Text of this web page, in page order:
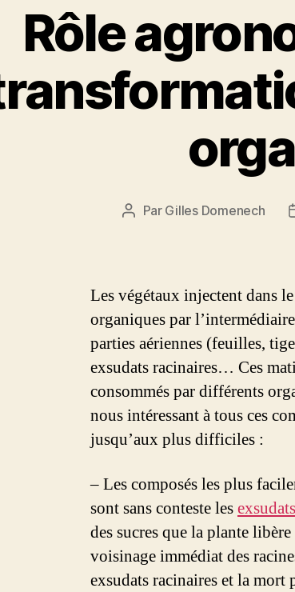
Rôle
Auteur
Par Gilles Domenech
Les végétaux injectent dans
organiques par
parties aériennes (feuilles,
exsudats racinaires… Ces
consommés par différents
nous intéressant à tous ces
jusqu’aux plus difficiles :
– Les composés les plus
sont sans conteste les
des sucres que la plante
voisinage immédiat des
exsudats racinaires et la